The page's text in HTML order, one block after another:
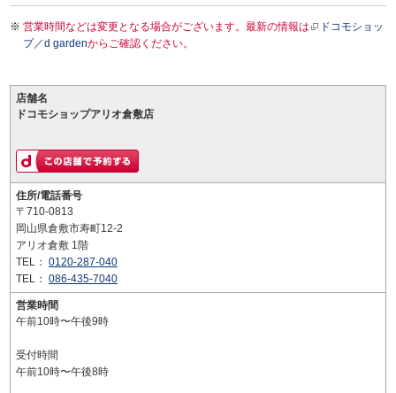
営業時間などは変更となる場合がございます。最新の情報は
ドコモショッ
プ／d gardenからご確認ください。
店舗名
ドコモショップアリオ倉敷店
住所/電話番号
〒710-0813
岡山県倉敷市寿町12-2
アリオ倉敷 1階
TEL： 0120-287-040
TEL： 086-435-7040
営業時間
午前10時〜午後9時
受付時間
午前10時〜午後8時